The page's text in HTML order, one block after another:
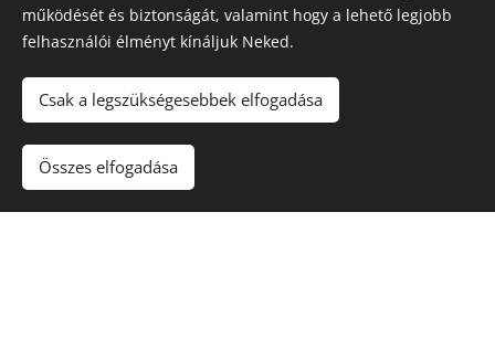
Adószám:
18023271-1-43
IBAN:
SWIFT kód:
UBRT HUHB
működését és biztonságát, valamint hogy a lehető legjobb
felhasználói élményt kínáljuk Neked.
Csak a legszükségesebbek elfogadása
Összes elfogadása